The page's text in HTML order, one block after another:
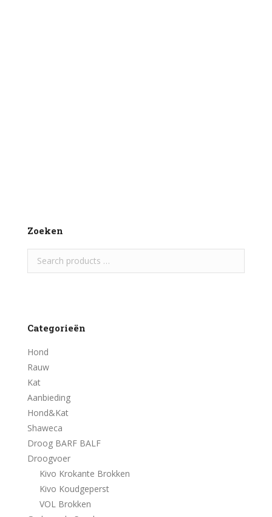
Zoeken
Categorieën
Hond
Rauw
Kat
Aanbieding
Hond&Kat
Shaweca
Droog BARF BALF
Droogvoer
Kivo Krokante Brokken
Kivo Koudgeperst
VOL Brokken